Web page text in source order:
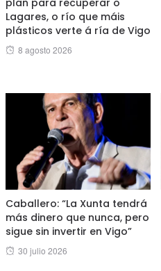
plan para recuperar o
Lagares, o río que máis
plásticos verte á ría de Vigo
Posted
8 agosto 2026
Caballero: “La Xunta tendrá
más dinero que nunca, pero
sigue sin invertir en Vigo”
Posted
30 julio 2026